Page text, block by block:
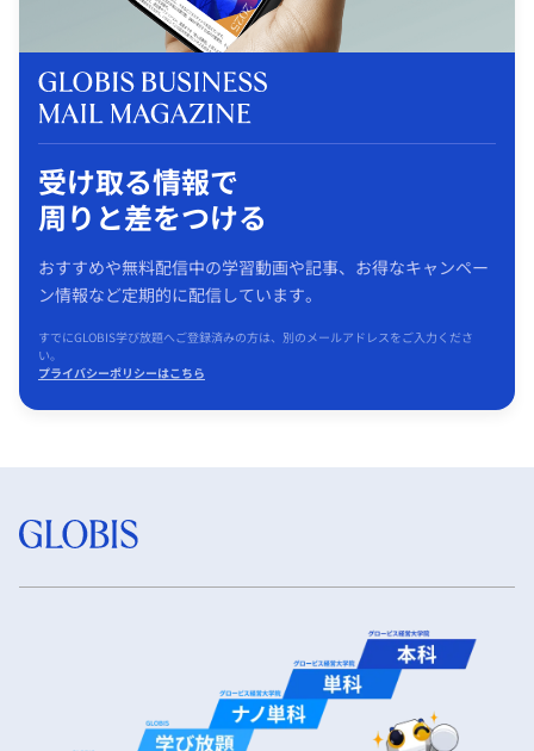
受け取る情報で
周りと差をつける
おすすめや無料配信中の学習動画や記事、お得なキャンペー
ン情報など定期的に配信しています。
すでにGLOBIS学び放題へご登録済みの方は、別のメールアドレスをご入力くださ
い。
プライバシーポリシーはこちら